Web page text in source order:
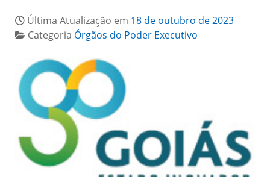
Última Atualização em 18 de outubro de 2023
Categoria Órgãos do Poder Executivo